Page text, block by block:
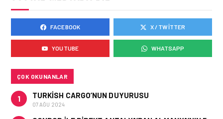
HAVAYOLU • 05 AĞU 2026
AJET’IN SABIHA
GÖKÇEN’DEKI PAZAR PAYI
ARTIŞI FINANSAL
FACEBOOK X / TWITTER
YOUTUBE WHATSAPP
ÇOK OKUNANLAR
1 TURKISH CARGO’NUN DUYURUSU
07 AĞU 2024